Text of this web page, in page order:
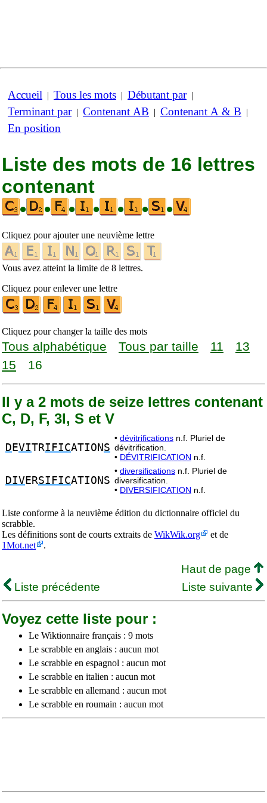
Accueil | Tous les mots | Débutant par|
Terminant par| Contenant AB | Contenant A & B |
En position
Liste des mots de 16 lettres
contenant
•
• • • • • •
Cliquez pour ajouter une neuvième lettre
Vous avez atteint la limite de 8 lettres.
Cliquez pour enlever une lettre
Cliquez pour changer la taille des mots
Tous alphabétique Tous par taille 11
13
15
16
Il y a 2 mots de seize lettres contenant
C, D, F, 3I, S et V
D EVITRIFICATION S
• dévitrifications n.f. Pluriel de
dévitrification.
• DÉVITRIFICATION n.f.
DIVERSIFICATIONS
• diversifications n.f. Pluriel de
diversification.
• DIVERSIFICATION n.f.
Liste conforme à la neuvième édition du dictionnaire officiel du
scrabble.
Les définitions sont de courts extraits de WikWik.org
et de
1Mot.net
.
Haut de page
Liste précédente
Liste suivante
Voyez cette liste pour :
Le Wiktionnaire français : 9 mots
Le scrabble en anglais : aucun mot
Le scrabble en espagnol : aucun mot
Le scrabble en italien : aucun mot
Le scrabble en allemand : aucun mot
Le scrabble en roumain : aucun mot